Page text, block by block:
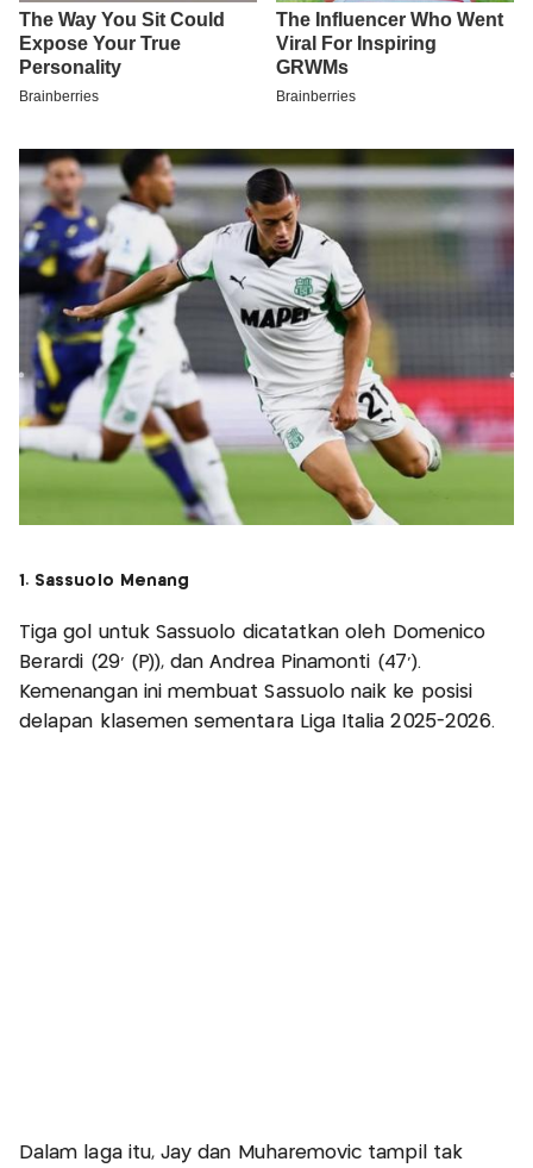
1. Sassuolo Menang
Tiga gol untuk Sassuolo dicatatkan oleh Domenico
Berardi (29' (P)), dan Andrea Pinamonti (47').
Kemenangan ini membuat Sassuolo naik ke posisi
delapan klasemen sementara Liga Italia 2025-2026.
Dalam laga itu, Jay dan Muharemovic tampil tak